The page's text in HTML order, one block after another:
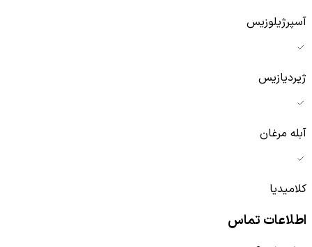
آسپرژیلوزیس
ژیردیازیس
آبله مرغان
کلامیدیا
اطلاعات تماس